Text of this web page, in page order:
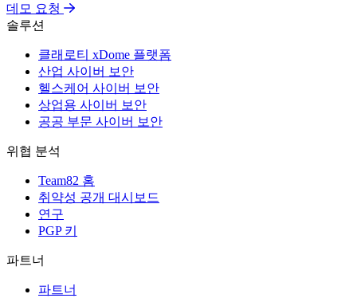
데모 요청
솔루션
클래로티 xDome 플랫폼
산업 사이버 보안
헬스케어 사이버 보안
상업용 사이버 보안
공공 부문 사이버 보안
위협 분석
Team82 홈
취약성 공개 대시보드
연구
PGP 키
파트너
파트너